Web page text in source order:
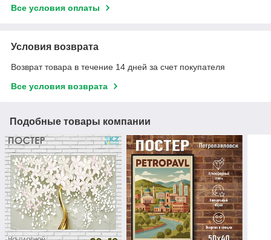
Все условия оплаты
Условия возврата
Возврат товара в течение 14 дней за счет покупателя
Все условия возврата
Подобные товары компании